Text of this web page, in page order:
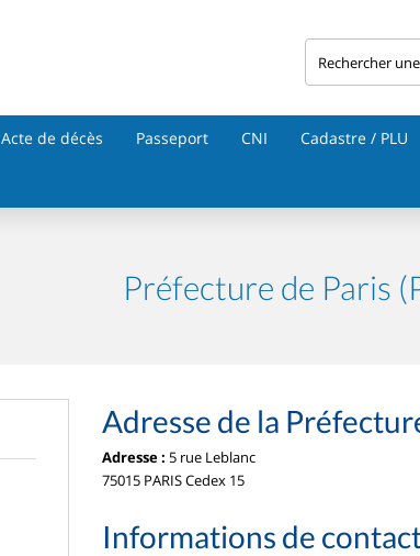
Acte de décès Passeport CNI Cadastre / PLU
Préfecture de Paris
Adresse de la
Adresse : 5 rue Leblanc
75015 PARIS Cedex 15
Informations de